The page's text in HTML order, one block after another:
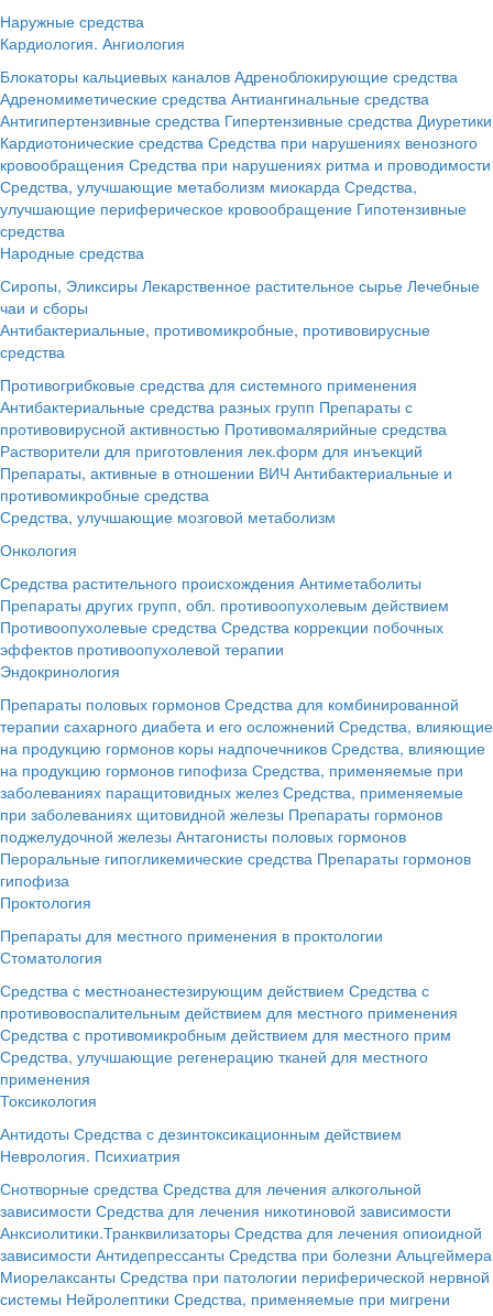
Наружные средства
Кардиология. Ангиология
Блокаторы кальциевых каналов Адреноблокирующие средства
Адреномиметические средства Антиангинальные средства
Антигипертензивные средства Гипертензивные средства Диуретики
Кардиотонические средства Средства при нарушениях венозного
кровообращения Средства при нарушениях ритма и проводимости
Средства, улучшающие метаболизм миокарда Средства,
улучшающие периферическое кровообращение Гипотензивные
средства
Народные средства
Сиропы, Эликсиры Лекарственное растительное сырье Лечебные
чаи и сборы
Антибактериальные, противомикробные, противовирусные
средства
Противогрибковые средства для системного применения
Антибактериальные средства разных групп Препараты с
противовирусной активностью Противомалярийные средства
Растворители для приготовления лек.форм для инъекций
Препараты, активные в отношении ВИЧ Антибактериальные и
противомикробные средства
Средства, улучшающие мозговой метаболизм
Онкология
Средства растительного происхождения Антиметаболиты
Препараты других групп, обл. противоопухолевым действием
Противоопухолевые средства Средства коррекции побочных
эффектов противоопухолевой терапии
Эндокринология
Препараты половых гормонов Средства для комбинированной
терапии сахарного диабета и его осложнений Средства, влияющие
на продукцию гормонов коры надпочечников Средства, влияющие
на продукцию гормонов гипофиза Средства, применяемые при
заболеваниях паращитовидных желез Средства, применяемые
при заболеваниях щитовидной железы Препараты гормонов
поджелудочной железы Антагонисты половых гормонов
Пероральные гипогликемические средства Препараты гормонов
гипофиза
Проктология
Препараты для местного применения в проктологии
Стоматология
Средства с местноанестезирующим действием Средства с
противовоспалительным действием для местного применения
Средства с противомикробным действием для местного прим
Средства, улучшающие регенерацию тканей для местного
применения
Токсикология
Антидоты Средства с дезинтоксикационным действием
Неврология. Психиатрия
Снотворные средства Средства для лечения алкогольной
зависимости Средства для лечения никотиновой зависимости
Анксиолитики.Транквилизаторы Средства для лечения опиоидной
зависимости Антидепрессанты Средства при болезни Альцгеймера
Миорелаксанты Средства при патологии периферической нервной
системы Нейролептики Средства, применяемые при мигрени